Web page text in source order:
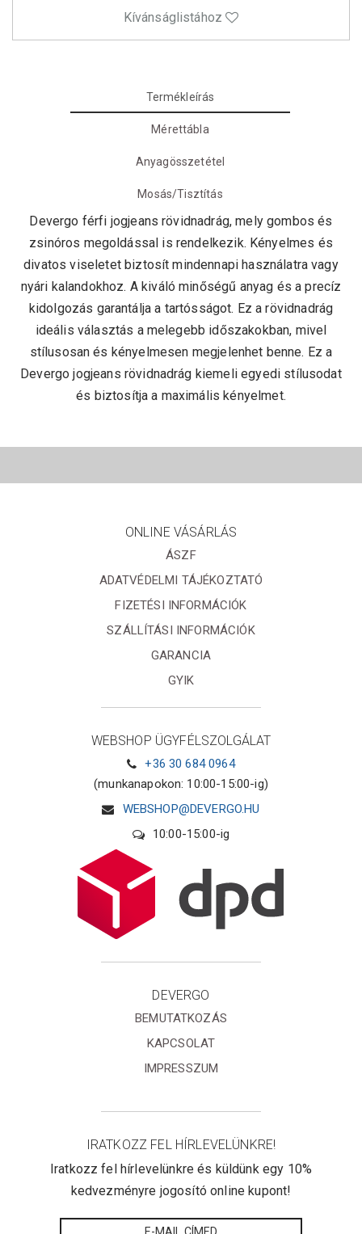
Kívánságlistához
Termékleírás
Mérettábla
Anyagösszetétel
Mosás/Tisztítás
Devergo férfi jogjeans rövidnadrág, mely gombos és
zsinóros megoldással is rendelkezik. Kényelmes és
divatos viseletet biztosít mindennapi használatra vagy
nyári kalandokhoz. A kiváló minőségű anyag és a precíz
kidolgozás garantálja a tartósságot. Ez a rövidnadrág
ideális választás a melegebb időszakokban, mivel
stílusosan és kényelmesen megjelenhet benne. Ez a
Devergo jogjeans rövidnadrág kiemeli egyedi stílusodat
és biztosítja a maximális kényelmet.
ONLINE VÁSÁRLÁS
ÁSZF
ADATVÉDELMI TÁJÉKOZTATÓ
FIZETÉSI INFORMÁCIÓK
SZÁLLÍTÁSI INFORMÁCIÓK
GARANCIA
GYIK
WEBSHOP ÜGYFÉLSZOLGÁLAT
+36 30 684 0964
(munkanapokon: 10:00-15:00-ig)
WEBSHOP@DEVERGO.HU
10:00-15:00-ig
DEVERGO
BEMUTATKOZÁS
KAPCSOLAT
IMPRESSZUM
IRATKOZZ FEL HÍRLEVELÜNKRE!
Iratkozz fel hírlevelünkre és küldünk egy 10%
kedvezményre jogosító online kupont!